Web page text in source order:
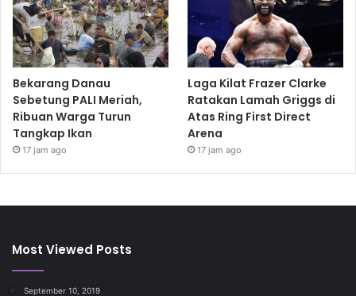
Bekarang Danau
Sebetung PALI Meriah,
Ribuan Warga Turun
Tangkap Ikan
17 jam ago
Laga Kilat Frazer Clarke
Ratakan Lamah Griggs di
Atas Ring First Direct
Arena
17 jam ago
Most Viewed Posts
September 10, 2019